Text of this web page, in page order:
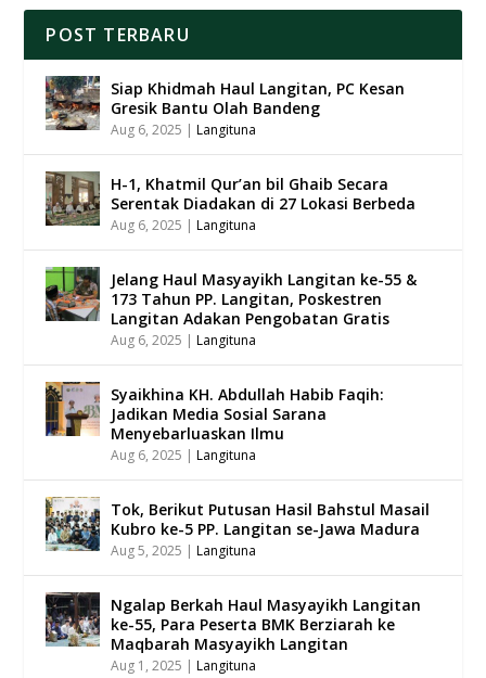
POST TERBARU
Siap Khidmah Haul Langitan, PC Kesan
Gresik Bantu Olah Bandeng
Aug 6, 2025 |Langituna
H-1, Khatmil Qur’an bil Ghaib Secara
Serentak Diadakan di 27 Lokasi Berbeda
Aug 6, 2025 |Langituna
Jelang Haul Masyayikh Langitan ke-55 &
173 Tahun PP. Langitan, Poskestren
Langitan Adakan Pengobatan Gratis
Aug 6, 2025 |Langituna
Syaikhina KH. Abdullah Habib Faqih:
Jadikan Media Sosial Sarana
Menyebarluaskan Ilmu
Aug 6, 2025 |Langituna
Tok, Berikut Putusan Hasil Bahstul Masail
Kubro ke-5 PP. Langitan se-Jawa Madura
Aug 5, 2025 |Langituna
Ngalap Berkah Haul Masyayikh Langitan
ke-55, Para Peserta BMK Berziarah ke
Maqbarah Masyayikh Langitan
Aug 1, 2025 |Langituna